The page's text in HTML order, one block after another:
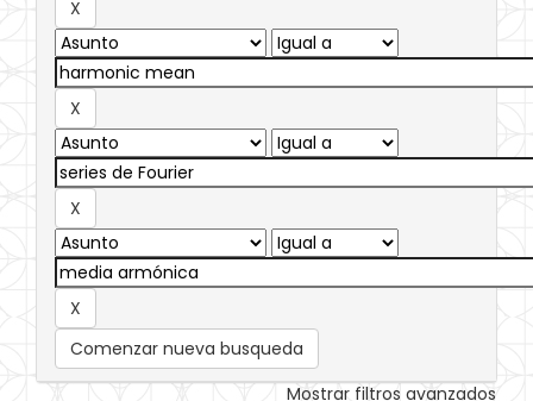
Comenzar nueva busqueda
Mostrar filtros avanzados